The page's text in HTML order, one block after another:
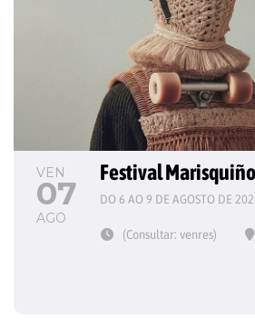
VEN
07
AGO
Festival
DO 6 AO 9 DE AGOSTO DE
(Consultar: venres)